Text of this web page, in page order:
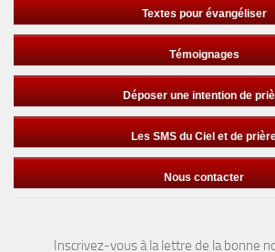
Textes pour évangéliser
Témoignages
Déposer une intention de
Les SMS du Ciel et de
Nous contacter
Inscrivez-vous à la lettre de la bonne